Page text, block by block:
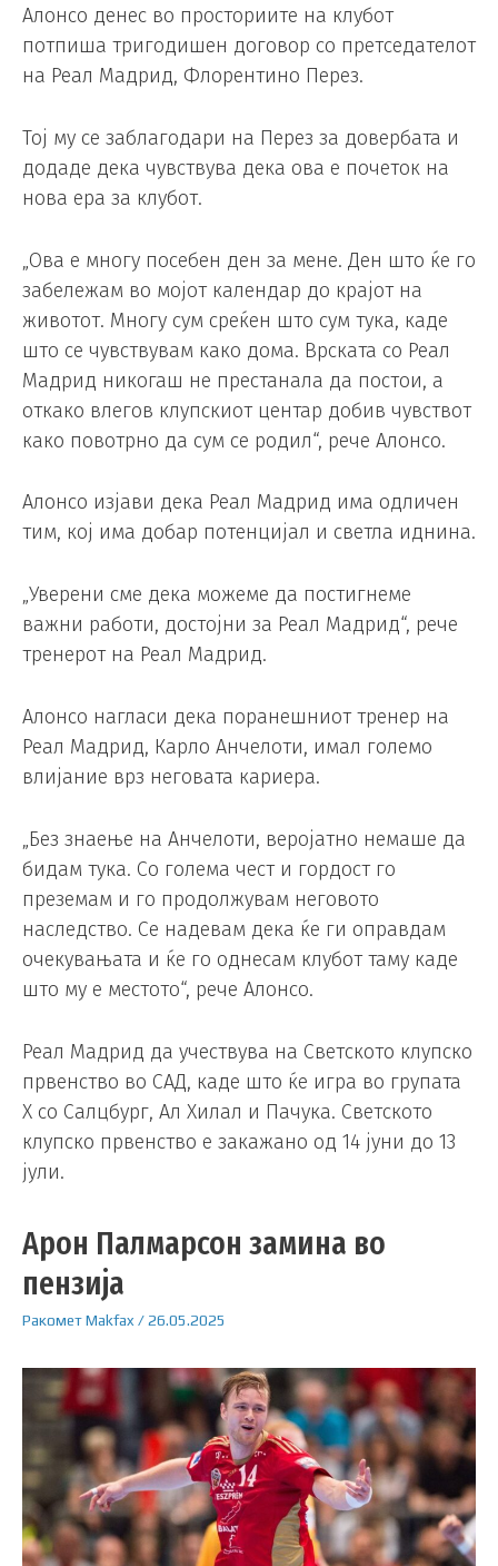
Алонсо денес во просториите на клубот
потпиша тригодишен договор со претседателот
на Реал Мадрид, Флорентино Перез.
Тој му се заблагодари на Перез за довербата и
додаде дека чувствува дека ова е почеток на
нова ера за клубот.
„Ова е многу посебен ден за мене. Ден што ќе го
забележам во мојот календар до крајот на
животот. Многу сум среќен што сум тука, каде
што се чувствувам како дома. Врската со Реал
Мадрид никогаш не престанала да постои, а
откако влегов клупскиот центар добив чувствот
како повотрно да сум се родил“, рече Алонсо.
Алонсо изјави дека Реал Мадрид има одличен
тим, кој има добар потенцијал и светла иднина.
„Уверени сме дека можеме да постигнеме
важни работи, достојни за Реал Мадрид“, рече
тренерот на Реал Мадрид.
Алонсо нагласи дека поранешниот тренер на
Реал Мадрид, Карло Анчелоти, имал големо
влијание врз неговата кариера.
„Без знаење на Анчелоти, веројатно немаше да
бидам тука. Со голема чест и гордост го
преземам и го продолжувам неговото
наследство. Се надевам дека ќе ги оправдам
очекувањата и ќе го однесам клубот таму каде
што му е местото“, рече Алонсо.
Реал Мадрид да учествува на Светското клупско
првенство во САД, каде што ќе игра во групата
Х со Салцбург, Ал Хилал и Пачука. Светското
клупско првенство е закажано од 14 јуни до 13
јули.
Арон Палмарсон замина во
пензија
РакометMakfax/26.05.2025